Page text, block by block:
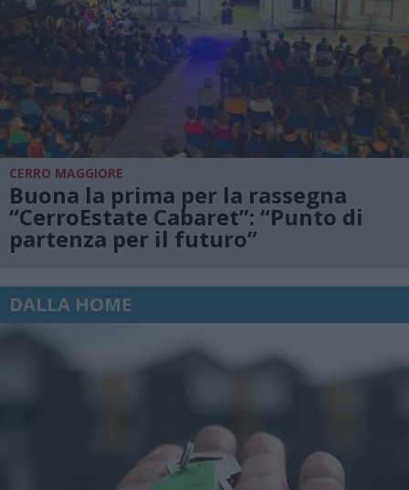
CERRO MAGGIORE
Buona la prima per la rassegna
“CerroEstate Cabaret”: “Punto di
partenza per il futuro”
DALLA HOME